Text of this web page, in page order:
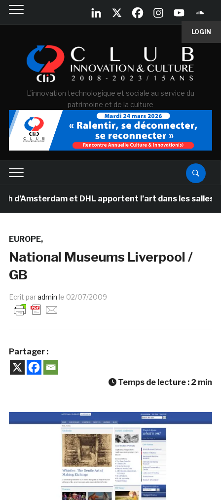
LOGIN
L'innovation technologique et sociale au service du
patrimoine et de la culture
et DHL apportent l’art dans les salles de
EUROPE
National Museums Liverpool /
GB
Ecrit paradmin le 02/07/2009
Partager :
Temps de lecture : 2 min